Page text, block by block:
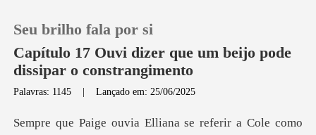
Seu brilho fala por si
Capítulo 17 Ouvi dizer que um beijo pode
dissipar o constrangimento
Palavras: 1145 |Lançado em: 25/06/2025
r a Cole como